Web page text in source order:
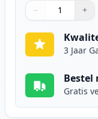
Gebruik de
− +
1
3 Jaar
Bestel
Gratis